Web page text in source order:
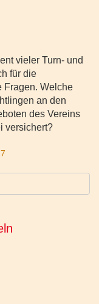
vieler Turn- und
für die
Fragen. Welche
an den
des Vereins
versichert?